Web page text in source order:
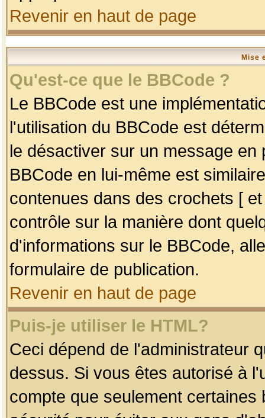
Revenir en haut de page
Mise
Qu'est-ce que le BBCode ?
Le BBCode est une
l'utilisation du BBCode est
le désactiver sur un message
BBCode en lui-même est
contenues dans des crochets [
contrôle sur la manière dont
d'informations sur le BBCode,
formulaire de publication.
Revenir en haut de page
Puis-je utiliser le HTML?
Ceci dépend de l'administrateur
dessus. Si vous êtes autorisé à
compte que seulement